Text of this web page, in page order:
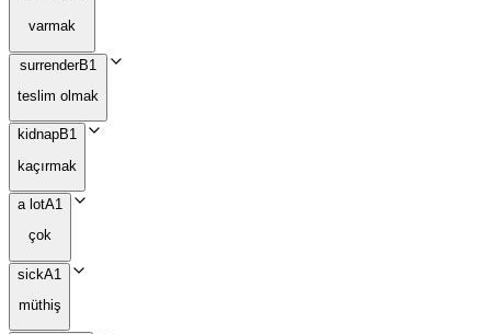
varmak
surrenderB1
teslim olmak
kidnapB1
kaçırmak
a lotA1
çok
sickA1
müthiş